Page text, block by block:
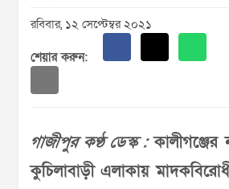
রবিবার, ১২ সেপ্টেম্বর ২০২১
শেয়ার করুন:
গাজীপুর কণ্ঠ ডেস্ক :কালীগঞ্জের
কুচিলাবাড়ী এলাকায়